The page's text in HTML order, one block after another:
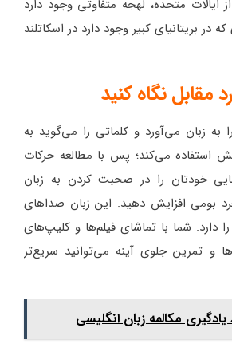
متحده، لهجه متفاوتی وجود دارد
در بریتانیای کبیر وجود دارد در اسکاتلند
زبان می‌آورد و کلماتی را می‌گوید به
استفاده می‌کند؛ پس با مطالعه حرکات
خودتان را در صحبت کردن به زبان
بومی افزایش دهید. این زبان صداهای
شما با تماشای فیلم‌ها و کلیپ‌های
و تمرین جلوی آینه می‌توانید سریع‌تر
یادگیری مکالمه زبان انگلیسی